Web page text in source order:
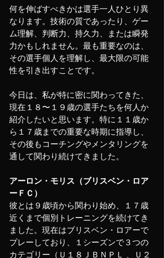
何を伸ばすべきかは選手一人ひとり異
なります。技術の質であったり、ゲー
ム理解、判断力、持久力、または瞬発
力かもしれません。最も重要なのは、
その選手個人を理解し、最大限の可能
性を引き出すことです。
今日は、私が特に密に関わってきた、
現在１８〜１９歳の選手たちを何人か
紹介したいと思います。特に１１歳か
ら１７歳までの重要な時期に指導し、
その後もコーチングやメンタリングを
通して関わり続けてきました。
アーロン・モリス（ブリスベン・ロア
ーＦＣ）
彼とは９歳頃から関わり始め、１７歳
近くまで個別トレーニングを続けてき
ました。現在はブリスベン・ロアーで
プレーしており、１シーズンで３つの
カテゴリー（Ｕ１８ＪＢＮＰＬ 、Ｕ２